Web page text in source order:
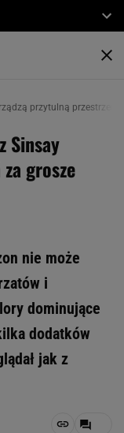
przytulną przestrzeń
Sinsay
grosze
nie może
i
dominujące
dodatków
jak z